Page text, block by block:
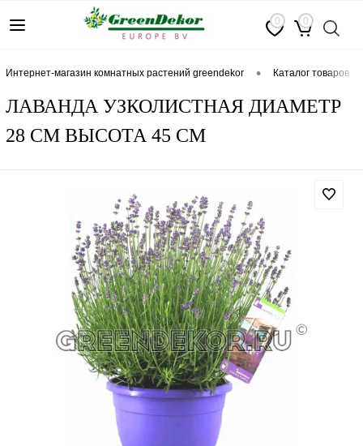
0 0
интернет-магазин комнатных растений greendekor • каталог товаров
ЛАВАНДА УЗКОЛИСТНАЯ ДИАМЕТР
28 СМ ВЫСОТА 45 СМ